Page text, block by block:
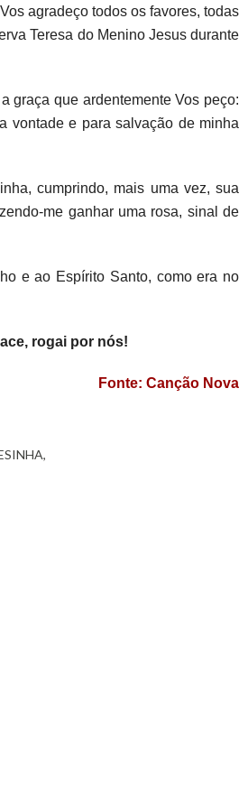
agradeço todos os favores, todas
Teresa do Menino Jesus durante
graça que ardentemente Vos peço:
vontade e para salvação de minha
cumprindo, mais uma vez, sua
me ganhar uma rosa, sinal de
e ao Espírito Santo, como era no
rogai por nós!
Fonte: Canção Nova